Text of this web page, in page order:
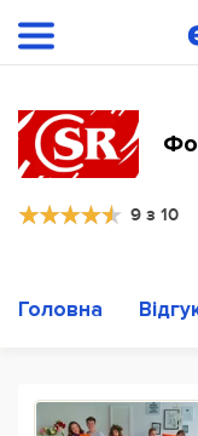
9 з 10
Головна